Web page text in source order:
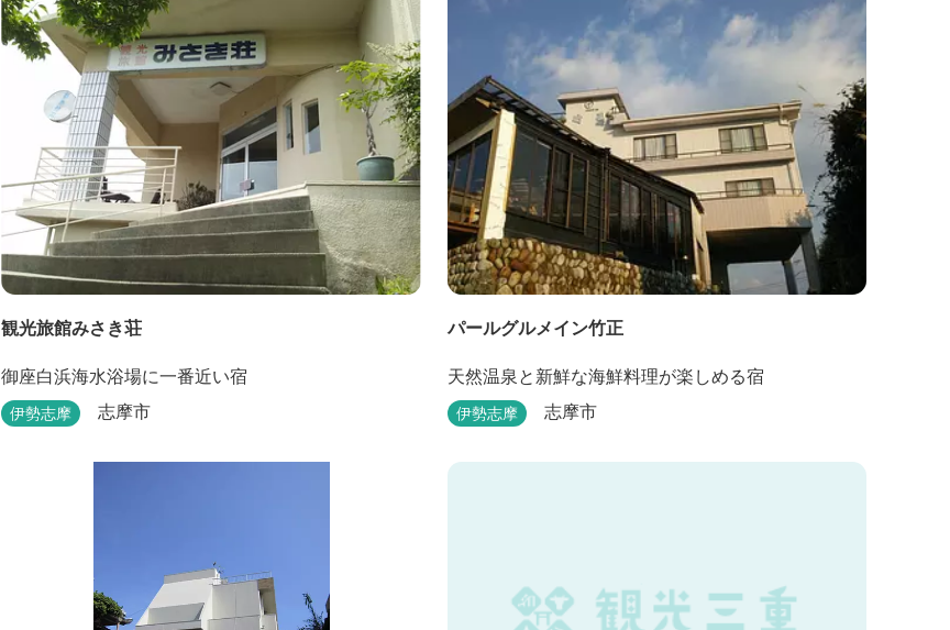
広く、くつろぎの空間。夏場でもエアコン完備で快
適にお過ごしいただけます。甲板の上に寝転んで夜
空を見上げれば...
広く、くつろぎの空間。夏場でもエアコン完備で快
適にお過ごしいただけます。甲板の上に寝転んで夜
空を見上げれば...
観光旅館みさき荘
御座白浜海水浴場に一番近い宿
伊勢志摩 志摩市
パールグルメイン竹正
天然温泉と新鮮な海鮮料理が楽しめる宿
伊勢志摩 志摩市